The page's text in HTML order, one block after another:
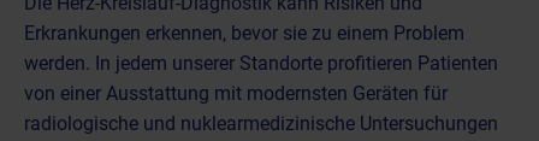
Erkrankungen erkennen, bevor sie zu einem Problem
werden. In jedem unserer Standorte profitieren Patienten
von einer Ausstattung mit modernsten Geräten für
radiologische und nuklearmedizinische Untersuchungen